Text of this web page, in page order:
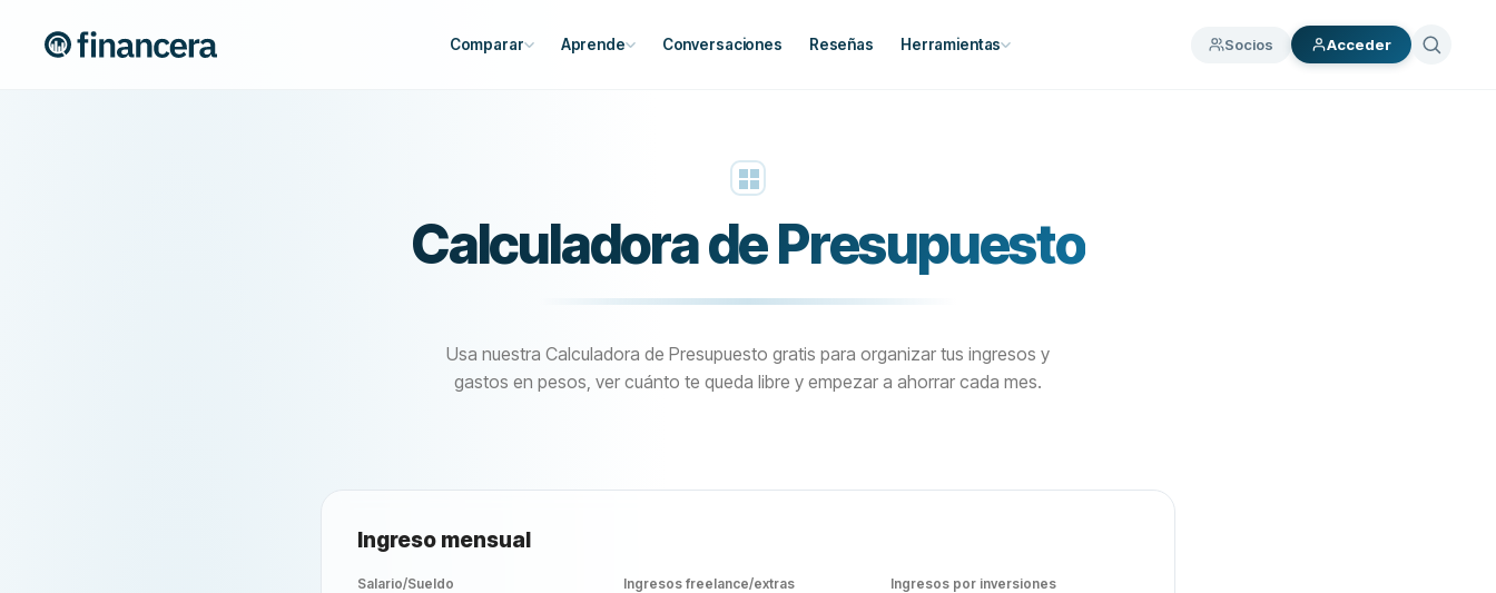
Comparar Aprende Conversaciones Reseñas Herramientas Socios Acceder
Calculadora de Presupuesto
Usa nuestra Calculadora de Presupuesto gratis para organizar tus ingresos y
gastos en pesos, ver cuánto te queda libre y empezar a ahorrar cada mes.
Ingreso mensual
Salario/Sueldo Ingresos freelance/extras Ingresos por inversiones